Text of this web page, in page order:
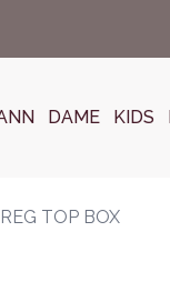
DAME KIDS
TOP BOX